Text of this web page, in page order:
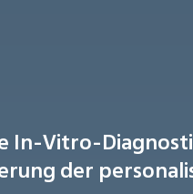
In-Vitro-
der